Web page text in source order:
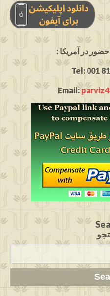
حضور در آمریکا
Tel: 001
Email: